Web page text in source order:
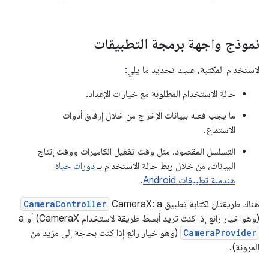
نموذج واجهة برمجة التطبيقات
لاستخدام المكتبة، عليك تحديد ما يلي:
حالة الاستخدام المطلوبة مع خيارات الإعداد.
ما يجب فعله ببيانات الإخراج من خلال إرفاق أدوات
الاستماع.
التسلسل المقصود، مثل وقت تفعيل الكاميرات ووقت إنتاج
البيانات، من خلال ربط حالة الاستخدام بـ دورات حياة
هندسة تطبيقات Android
.
هناك طريقتان لكتابة تطبيق CameraX: a
CameraController
(وهو خيار رائع إذا كنت تريد أبسط طريقة لاستخدام CameraX) أو a
CameraProvider (وهو خيار رائع إذا كنت بحاجة إلى مزيد من
المرونة).